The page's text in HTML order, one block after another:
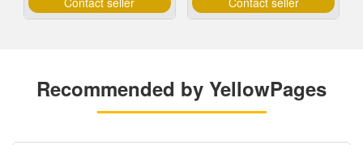
Recommended by YellowPages